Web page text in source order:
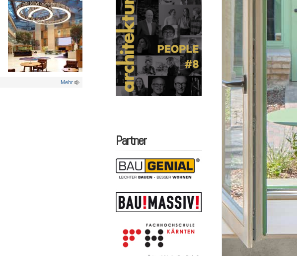
Mehr
Partner